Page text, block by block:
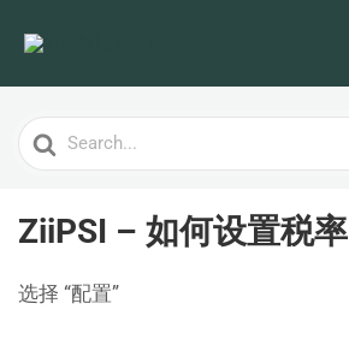
Search
For
ZiiPSI – 如何设置税率
选择 “配置”